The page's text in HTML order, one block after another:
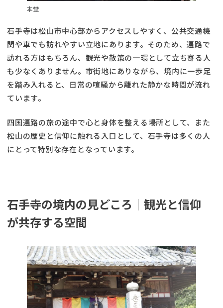
本堂
石手寺は松山市中心部からアクセスしやすく、公共交通機
関や車でも訪れやすい立地にあります。そのため、遍路で
訪れる方はもちろん、観光や散策の一環として立ち寄る人
も少なくありません。市街地にありながら、境内に一歩足
を踏み入れると、日常の喧騒から離れた静かな時間が流れ
ています。
四国遍路の旅の途中で心と身体を整える場所として、また
松山の歴史と信仰に触れる入口として、石手寺は多くの人
にとって特別な存在となっています。
石手寺の境内の見どころ｜観光と信仰
が共存する空間